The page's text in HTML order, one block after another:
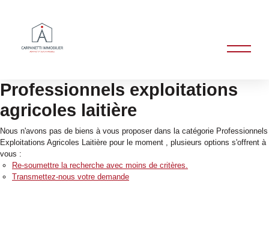
Professionnels exploitations
agricoles laitière
Nous n'avons pas de biens à vous proposer dans la catégorie Professionnels
Exploitations Agricoles Laitière pour le moment , plusieurs options s'offrent à
vous :
Re-soumettre la recherche avec moins de critères.
Transmettez-nous votre demande